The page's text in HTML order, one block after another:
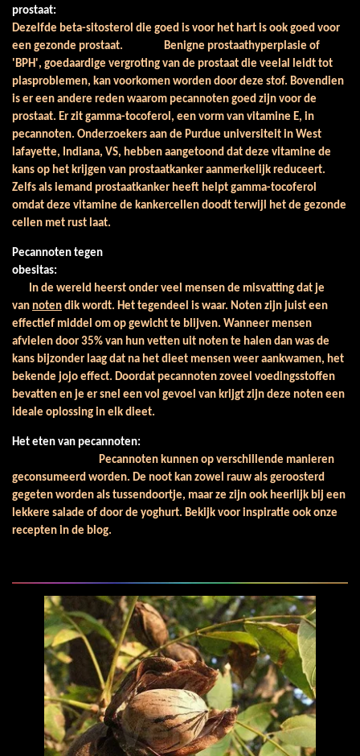
prostaat:
Dezelfde beta-sitosterol die goed is voor het hart is ook goed voor
een gezonde prostaat. Benigne prostaathyperplasie of
'BPH', goedaardige vergroting van de prostaat die veelal leidt tot
plasproblemen, kan voorkomen worden door deze stof. Bovendien
is er een andere reden waarom pecannoten goed zijn voor de
prostaat. Er zit gamma-tocoferol, een vorm van vitamine E, in
pecannoten. Onderzoekers aan de Purdue universiteit in West
lafayette, Indiana, VS, hebben aangetoond dat deze vitamine de
kans op het krijgen van prostaatkanker aanmerkelijk reduceert.
Zelfs als iemand prostaatkanker heeft helpt gamma-tocoferol
omdat deze vitamine de kankercellen doodt terwijl het de gezonde
cellen met rust laat.
Pecannoten tegen
obesitas:
In de wereld heerst onder veel mensen de misvatting dat je
van noten dik wordt. Het tegendeel is waar. Noten zijn juist een
effectief middel om op gewicht te blijven. Wanneer mensen
afvielen door 35% van hun vetten uit noten te halen dan was de
kans bijzonder laag dat na het dieet mensen weer aankwamen, het
bekende jojo effect. Doordat pecannoten zoveel voedingsstoffen
bevatten en je er snel een vol gevoel van krijgt zijn deze noten een
ideale oplossing in elk dieet.
Het eten van pecannoten:
Pecannoten kunnen op verschillende manieren
geconsumeerd worden. De noot kan zowel rauw als geroosterd
gegeten worden als tussendoortje, maar ze zijn ook heerlijk bij een
lekkere salade of door de yoghurt. Bekijk voor inspiratie ook onze
recepten in de blog.